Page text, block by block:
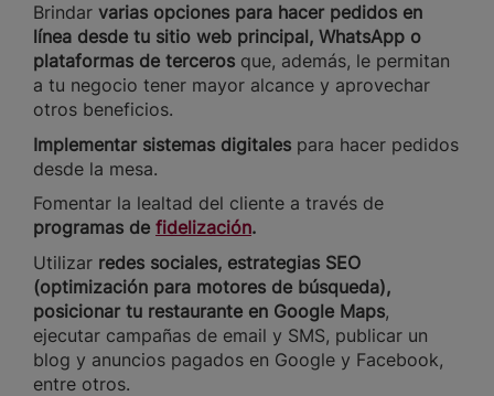
Brindar varias opciones para hacer pedidos en
línea desde tu sitio web principal, WhatsApp o
plataformas de terceros que, además, le permitan
a tu negocio tener mayor alcance y aprovechar
otros beneficios.
Implementar sistemas digitales para hacer pedidos
desde la mesa.
Fomentar la lealtad del cliente a través de
programas de fidelización.
Utilizar redes sociales, estrategias SEO
(optimización para motores de búsqueda),
posicionar tu restaurante en Google Maps,
ejecutar campañas de email y SMS, publicar un
blog y anuncios pagados en Google y Facebook,
entre otros.